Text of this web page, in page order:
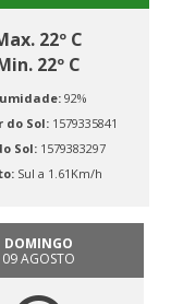
22º C
22º C
92%
do Sol: 1579335841
Sol: 1579383297
Sul a 1.61Km/h
DOMINGO
09 AGOSTO